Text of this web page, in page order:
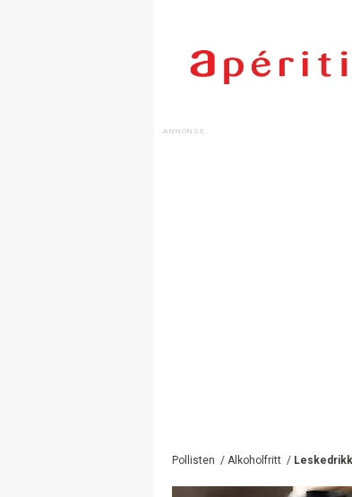
Pollisten / Alkoholfritt / Leskedrikk